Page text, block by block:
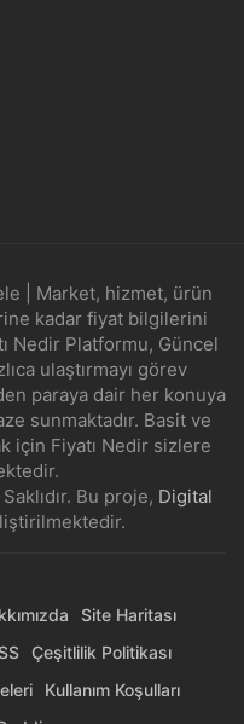
| Market, hizmet, ürün
kadar fiyat bilgilerini
Nedir Platformu, Güncel
ulaştırmayı görev
paraya dair her konuya
sunmaktadır. Basit ve
için Fiyatı Nedir sizlere
Bu proje, Digital
Site Haritası
Çeşitlilik Politikası
Kullanım Koşulları